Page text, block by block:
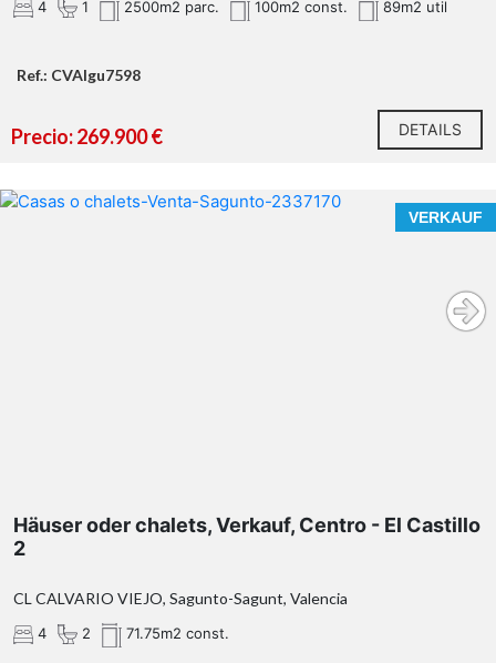
4 1 2500m2 parc. 100m2 const. 89m2 util
Ref.: CVAIgu7598
Precio: 269.900 € DETAILS
VERKAUF
Häuser oder chalets, Verkauf, Centro - El Castillo
2
CL CALVARIO VIEJO, Sagunto-Sagunt, Valencia
4 2 71.75m2 const.